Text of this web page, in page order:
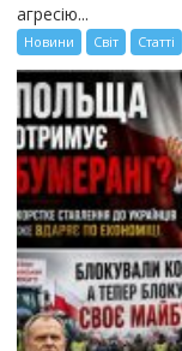
агресію...
Новини Світ Статті